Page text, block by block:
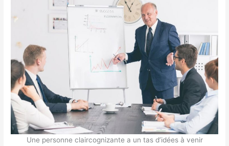
Une personne claircognizante a un tas d’idées à venir